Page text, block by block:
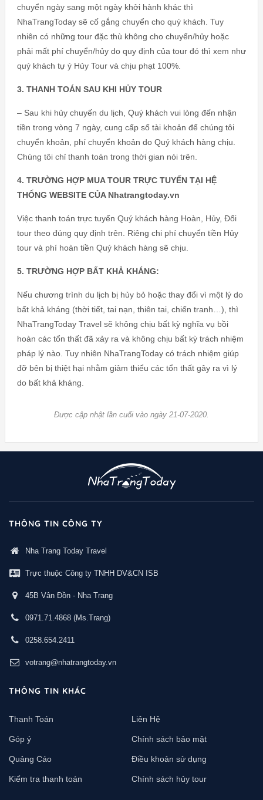
chuyển ngày sang một ngày khởi hành khác thì
NhaTrangToday sẽ cố gắng chuyển cho quý khách. Tuy
nhiên có những tour đặc thù không cho chuyển/hủy hoặc
phải mất phí chuyển/hủy do quy định của tour đó thì xem như
quý khách tự ý Hủy Tour và chịu phạt 100%.
3. THANH TOÁN SAU KHI HỦY TOUR
– Sau khi hủy chuyến du lịch, Quý khách vui lòng đến nhận
tiền trong vòng 7 ngày, cung cấp số tài khoản để chúng tôi
chuyển khoản, phí chuyển khoản do Quý khách hàng chịu.
Chúng tôi chỉ thanh toán trong thời gian nói trên.
4. TRƯỜNG HỢP MUA TOUR TRỰC TUYẾN TẠI HỆ
THỐNG WEBSITE CỦA Nhatrangtoday.vn
Việc thanh toán trực tuyến Quý khách hàng Hoàn, Hủy, Đổi
tour theo đúng quy định trên. Riêng chi phí chuyển tiền Hủy
tour và phí hoàn tiền Quý khách hàng sẽ chịu.
5. TRƯỜNG HỢP BẤT KHẢ KHÁNG:
Nếu chương trình du lịch bị hủy bỏ hoặc thay đổi vì một lý do
bất khả kháng (thời tiết, tai nạn, thiên tai, chiến tranh…), thì
NhaTrangToday Travel sẽ không chịu bất kỳ nghĩa vụ bồi
hoàn các tổn thất đã xảy ra và không chịu bất kỳ trách nhiệm
pháp lý nào. Tuy nhiên NhaTrangToday có trách nhiệm giúp
đỡ bên bị thiệt hại nhằm giảm thiểu các tổn thất gây ra vì lý
do bất khả kháng.
Được cập nhật lần cuối vào ngày 21-07-2020.
THÔNG TIN CÔNG TY
Nha Trang Today Travel
Trực thuộc Công ty TNHH DV&CN ISB
45B Vân Đồn - Nha Trang
0971.71.4868 (Ms.Trang)
0258.654.2411
votrang@nhatrangtoday.vn
THÔNG TIN KHÁC
Thanh Toán Liên Hệ
Góp ý Chính sách bảo mật
Quảng Cáo Điều khoản sử dụng
Kiểm tra thanh toán Chính sách hủy tour